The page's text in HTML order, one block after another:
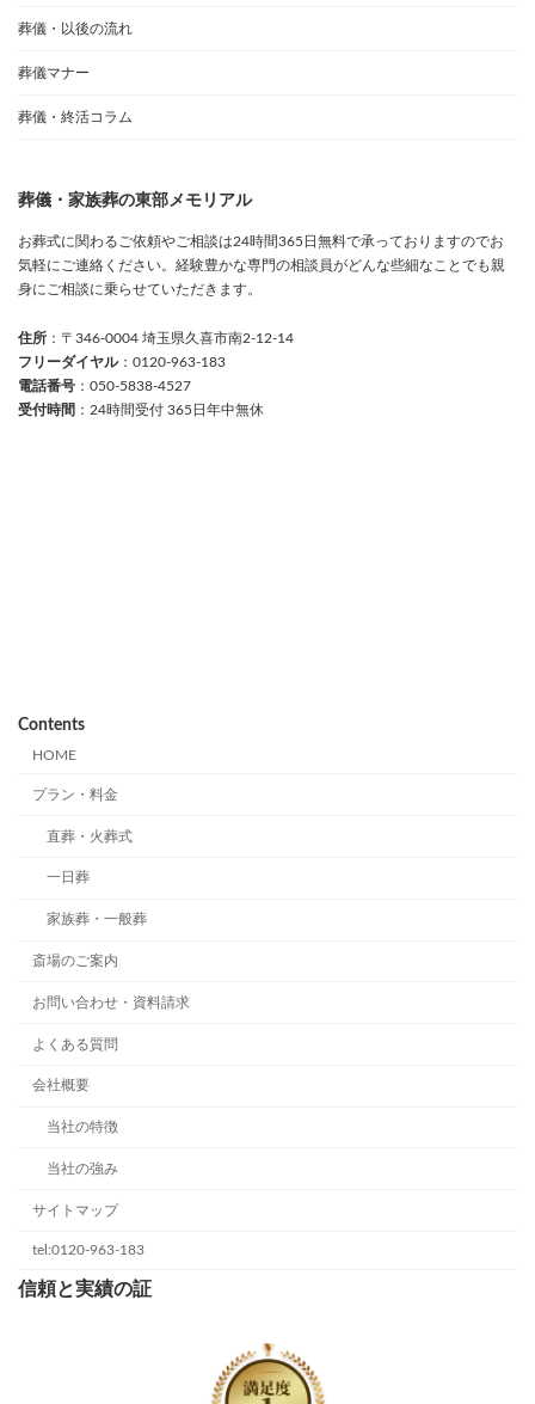
葬儀・以後の流れ
葬儀マナー
葬儀・終活コラム
葬儀・家族葬の東部メモリアル
お葬式に関わるご依頼やご相談は24時間365日無料で承っておりますのでお
気軽にご連絡ください。経験豊かな専門の相談員がどんな些細なことでも親
身にご相談に乗らせていただきます。
住所 ：〒346-0004 埼玉県久喜市南2-12-14
フリーダイヤル：0120-963-183
電話番号 ：050-5838-4527
受付時間 ：24時間受付 365日年中無休
Contents
HOME
プラン・料金
直葬・火葬式
一日葬
家族葬・一般葬
斎場のご案内
お問い合わせ・資料請求
よくある質問
会社概要
当社の特徴
当社の強み
サイトマップ
tel:0120-963-183
信頼と実績の証